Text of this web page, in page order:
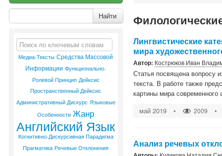
Найти
Медиа-Тексты Средства Массовой
Информации Функционально-
Ролевой Принцип Дейксис
Пространственный Дейксис
Административный Дискурс Языковые
Особенности Жанр
Английский Язык
Когнитивно-Дискурсивная Парадигма
Прагматика Речевые Отклонения
Лингвистические
мира
Автор: Кострюков Иван
Статья посвящена вопросу
текста. В работе также
картины мира современного
май 2019 • 2009 •
Анализ речевых